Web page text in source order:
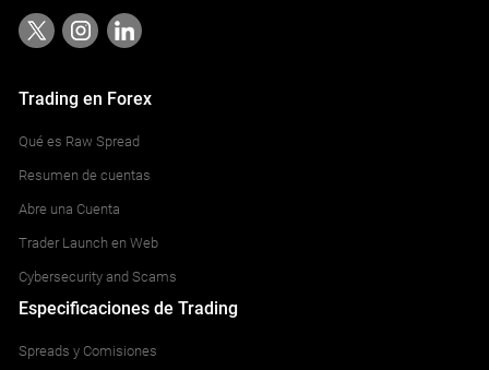
Trading en Forex
Qué es Raw Spread
Resumen de cuentas
Abre una Cuenta
Trader Launch en Web
Cybersecurity and Scams
Especificaciones de Trading
Spreads y Comisiones